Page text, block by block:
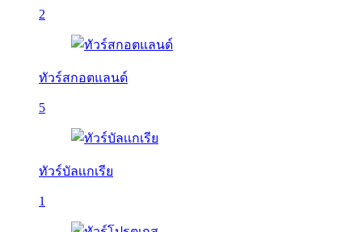
2
ทัวร์สกอตแลนด์
5
ทัวร์บัลเเกเรีย
1